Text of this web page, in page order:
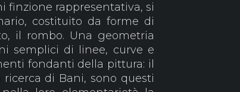
finzione rappresentativa, si
costituito da forme di
il rombo. Una geometria
semplici di linee, curve e
fondanti della pittura: il
di Bani, sono questi